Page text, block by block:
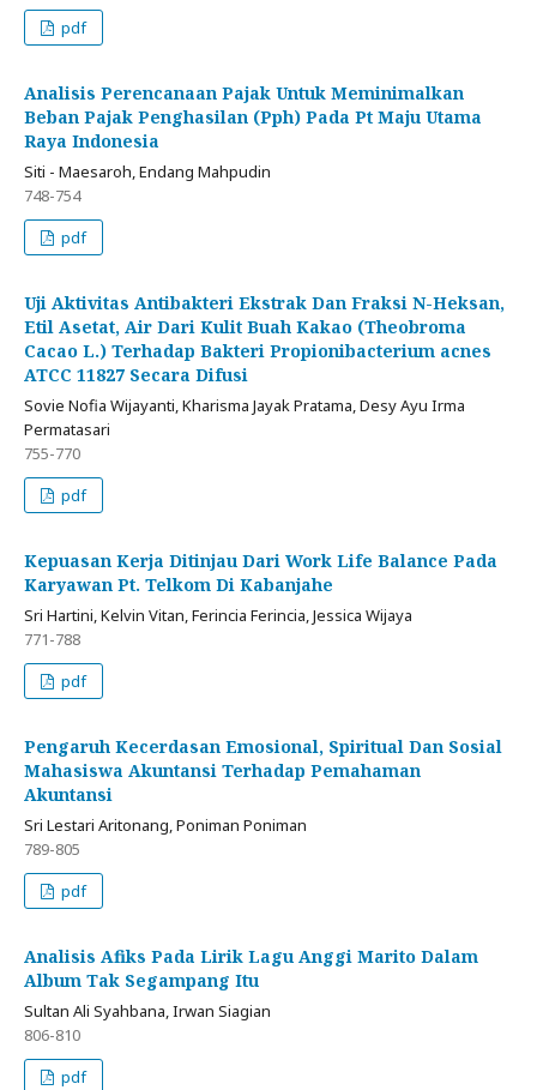
pdf
Analisis Perencanaan Pajak Untuk Meminimalkan
Beban Pajak Penghasilan (Pph) Pada Pt Maju Utama
Raya Indonesia
Siti - Maesaroh, Endang Mahpudin
748-754
pdf
Uji Aktivitas Antibakteri Ekstrak Dan Fraksi N-Heksan,
Etil Asetat, Air Dari Kulit Buah Kakao (Theobroma
Cacao L.) Terhadap Bakteri Propionibacterium acnes
ATCC 11827 Secara Difusi
Sovie Nofia Wijayanti, Kharisma Jayak Pratama, Desy Ayu Irma
Permatasari
755-770
pdf
Kepuasan Kerja Ditinjau Dari Work Life Balance Pada
Karyawan Pt. Telkom Di Kabanjahe
Sri Hartini, Kelvin Vitan, Ferincia Ferincia, Jessica Wijaya
771-788
pdf
Pengaruh Kecerdasan Emosional, Spiritual Dan Sosial
Mahasiswa Akuntansi Terhadap Pemahaman
Akuntansi
Sri Lestari Aritonang, Poniman Poniman
789-805
pdf
Analisis Afiks Pada Lirik Lagu Anggi Marito Dalam
Album Tak Segampang Itu
Sultan Ali Syahbana, Irwan Siagian
806-810
pdf